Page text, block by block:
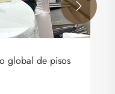
reciclado hacer
